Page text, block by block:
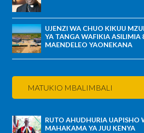
UJENZI WA CHUO KIKUU
YA TANGA WAFIKIA ASILIMIA
MAENDELEO YAONEKANA
MATUKIO MBALIMBALI
RUTO AHUDHURIA UAPISHO
MAHAKAMA YA JUU KENYA